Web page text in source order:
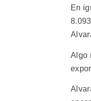
En
Algo